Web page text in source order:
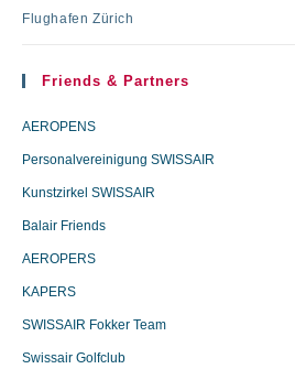
Flughafen Zürich
Friends & Partners
AEROPENS
Personalvereinigung SWISSAIR
Kunstzirkel SWISSAIR
Balair Friends
AEROPERS
KAPERS
SWISSAIR Fokker Team
Swissair Golfclub